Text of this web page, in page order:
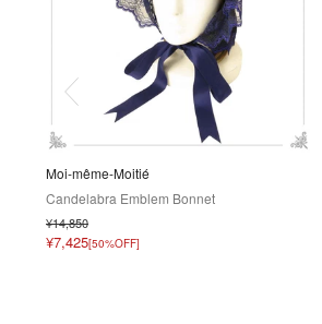
Moi-même-Moitié
Candelabra Emblem Bonnet
¥14,850
¥7,425[50%OFF]